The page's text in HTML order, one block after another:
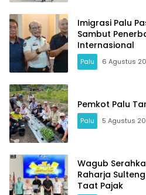
Imigrasi Palu
Sambut
Internasional
Palu 6 Agustus
Pemkot Palu
Palu 5 Agustus
Wagub
Raharja
Taat Pajak